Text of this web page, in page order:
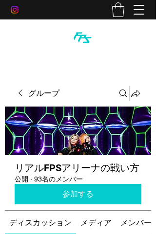
グループ
リアルFPSアリーナの戦い方
公開 · 93名のメンバー
参加する
ディスカッション メディア メンバー